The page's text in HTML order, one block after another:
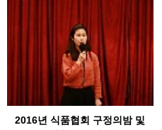
2016년 식품협회 구정의밤 및